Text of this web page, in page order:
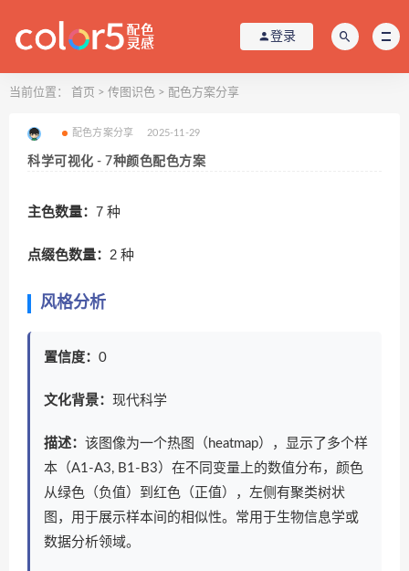
登录
当前位置： 首页 > 传图识色 > 配色方案分享
配色方案分享 2025-11-29
科学可视化 - 7种颜色配色方案
主色数量： 7 种
点缀色数量： 2 种
风格分析
置信度： 0
文化背景： 现代科学
描述： 该图像为一个热图（heatmap），显示了多个样
本（A1-A3, B1-B3）在不同变量上的数值分布，颜色
从绿色（负值）到红色（正值），左侧有聚类树状
图，用于展示样本间的相似性。常用于生物信息学或
数据分析领域。